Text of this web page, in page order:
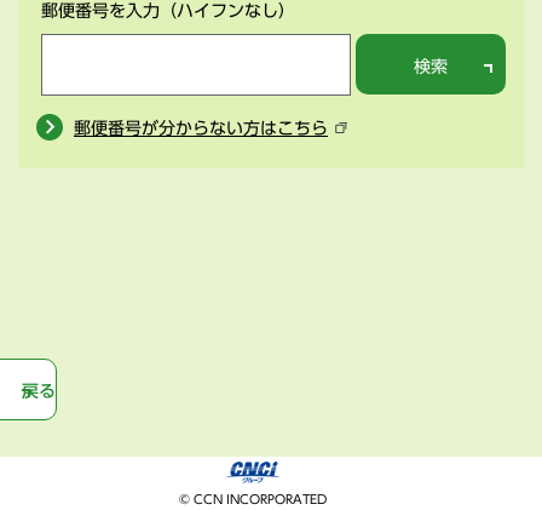
郵便番号を入力 （ハイフンなし）
検索
郵便番号が分からない方はこちら
戻る
© CCN INCORPORATED